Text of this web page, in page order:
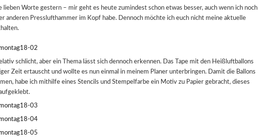
lieben Worte gestern – mir geht es heute zumindest schon etwas besser, auch wenn ich noch
anderen Presslufthammer im Kopf habe. Dennoch möchte ich euch nicht meine aktuelle
schlicht, aber ein Thema lässt sich dennoch erkennen. Das Tape mit den Heißluftballons
Zeit ertauscht und wollte es nun einmal in meinem Planer unterbringen. Damit die Ballons
habe ich mithilfe eines Stencils und Stempelfarbe ein Motiv zu Papier gebracht, dieses